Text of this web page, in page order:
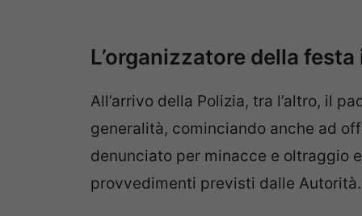
L’organizzatore della
All’arrivo della Polizia, tra l’altro, il
generalità, cominciando anche ad
denunciato per minacce e oltraggio
provvedimenti previsti dalle Autorità.